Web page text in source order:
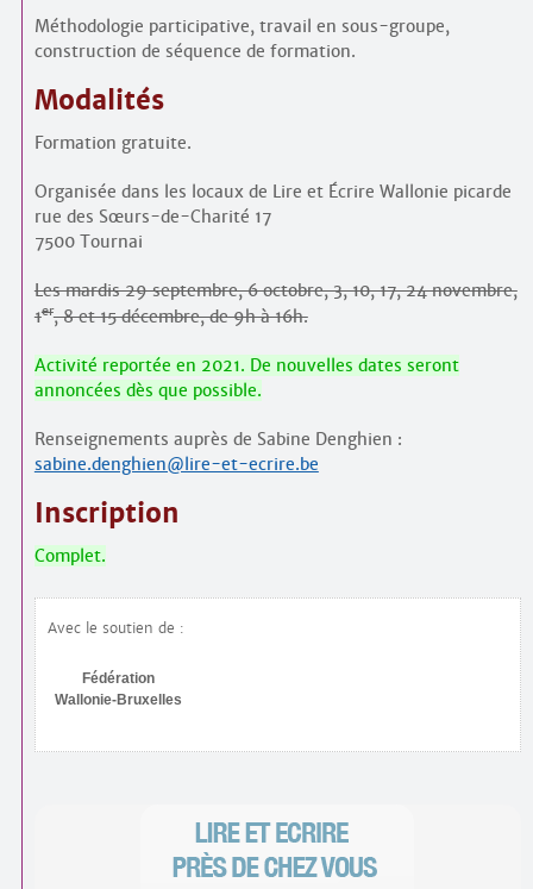
Méthodologie participative, travail en sous-groupe,
construction de séquence de formation.
Modalités
Formation gratuite.
Organisée dans les locaux de Lire et Écrire Wallonie picarde
rue des Sœurs-de-Charité 17
7500 Tournai
Les mardis 29 septembre, 6 octobre, 3, 10, 17, 24 novembre,
1er, 8 et 15 décembre, de 9h à 16h.
Activité reportée en 2021. De nouvelles dates seront
annoncées dès que possible.
Renseignements auprès de Sabine Denghien :
sabine.denghien@lire-et-ecrire.be
Inscription
Complet.
Avec le soutien de :
Fédération
Wallonie-Bruxelles